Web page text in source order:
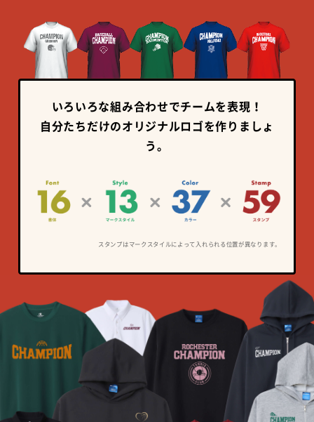
いろいろな組み合わせでチームを表現！
自分たちだけのオリジナルロゴを作りましょ
う。
スタンプはマークスタイルによって入れられる位置が異なります。